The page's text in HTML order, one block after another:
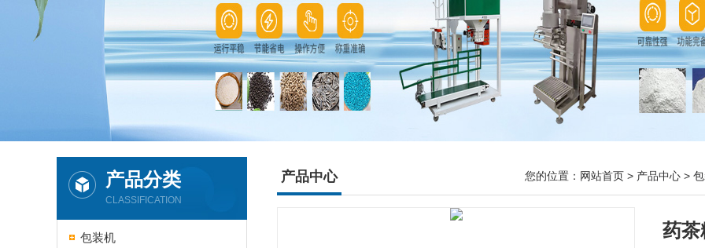
产品分类
CLASSIFICATION
包装机
产品中心 您的位置： 网站首页 > 产品中心 >
药茶